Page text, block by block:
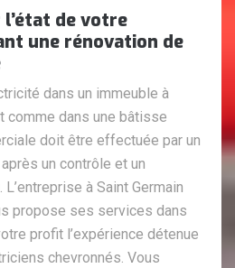
de votre
une rénovation de
dans un immeuble à
comme dans une bâtisse
doit être effectuée par un
un contrôle et un
à Saint Germain
propose ses services dans
profit l’expérience détenue
chevronnés. Vous